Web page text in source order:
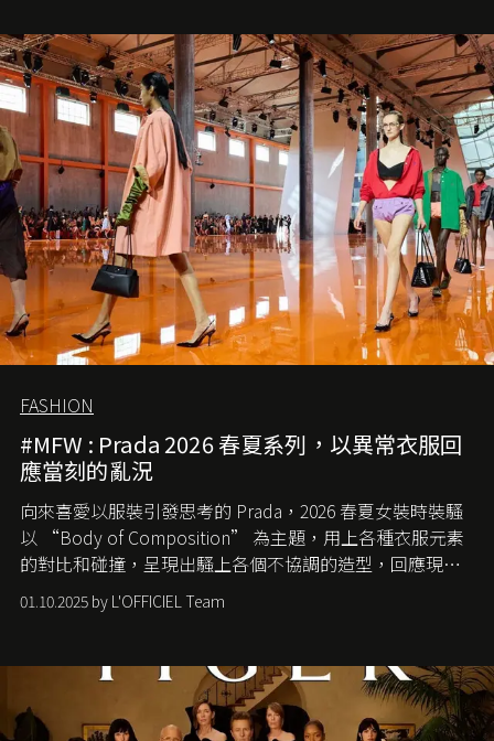
愛它的雋永與優雅。那麼這個手袋是怎麼誕生的呢？又為
甚麼取名叫 2.55 ？今天就由《L'Officiel HK》帶你穿越流金
歲月，回顧 2.55 的誕生故事。
FASHION
#MFW : Prada 2026 春夏系列，以異常衣服回
應當刻的亂況
向來喜愛以服裝引發思考的 Prada，2026 春夏女裝時裝騷
以 “Body of Composition” 為主題，用上各種衣服元素
的對比和碰撞，呈現出騷上各個不協調的造型，回應現今
社會各種資訊、文化超載的現象。
01.10.2025 by L'OFFICIEL Team